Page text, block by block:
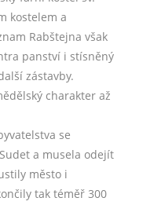
kostelem a
Rabštejna však
panství i stísněný
zástavby.
charakter až
se
a musela odejít
město i
tak téměř 300